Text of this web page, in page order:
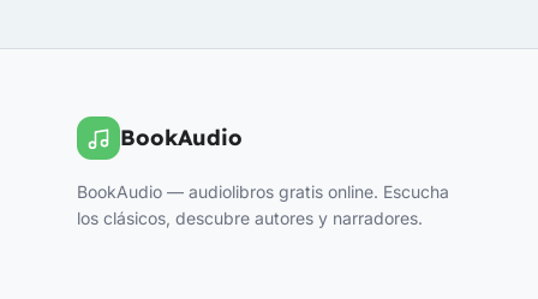
BookAudio
BookAudio — audiolibros gratis online. Escucha
los clásicos, descubre autores y narradores.